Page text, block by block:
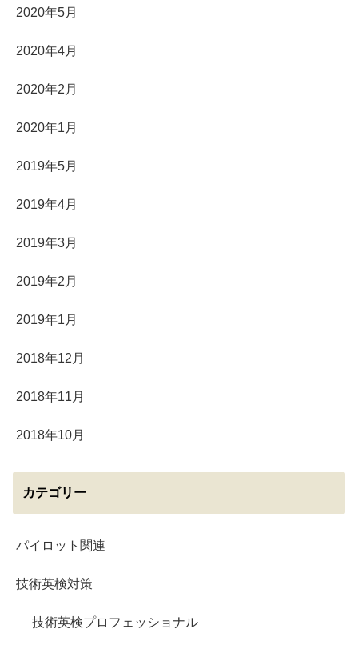
2020年5月
2020年4月
2020年2月
2020年1月
2019年5月
2019年4月
2019年3月
2019年2月
2019年1月
2018年12月
2018年11月
2018年10月
カテゴリー
パイロット関連
技術英検対策
技術英検プロフェッショナル